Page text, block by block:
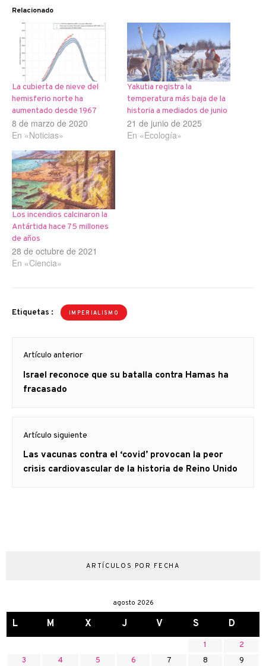
Relacionado
La cubierta de nieve del
hemisferio norte ha
aumentado desde 1967
8 de marzo de 2020
En «Noticias»
Yakutia registra la
temperatura más baja de la
historia a mediados de junio
21 de junio de 2025
En «Ecología»
Los incendios calcinaron la
Antártida hace 75 millones
de años
28 de octubre de 2021
En «Ciencia»
Etiquetas : IMPERIALISMO
de
entradas
Artículo anterior
Artículo
anterior
Israel reconoce que su batalla contra Hamas ha
fracasado
Artículo siguiente
Artículo
siguiente:
Las vacunas contra el ‘covid’ provocan la peor
crisis cardiovascular de la historia de Reino Unido
ARTÍCULOS POR FECHA
agosto 2026
L M X J V S D
1
2
3
4 5 6 7 8
9